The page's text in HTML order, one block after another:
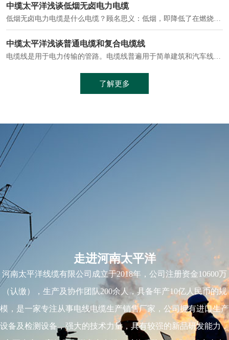
中缆太平洋浅谈低烟无卤电力电缆
低烟无卤电力电缆是什么电缆？顾名思义：低烟，即降低了在燃烧时有害物体的产生；卤素对于人体来说是一种有毒气体，无卤就是没有毒气体的释放，通常是针对电缆遇火灾时而言的。低烟无卤电力电缆又可以称之为环保电缆，低烟无卤电缆大多数用于医院和对环境卫生要求比较严格的地方。
中缆太平洋浅谈普通电缆和复合电缆线
电缆线是用于电力传输的管路。电缆线普遍用于简单建筑和汽车线材，作为能源输送缆线，电缆线的复杂结构勿庸置疑。根据目标功能，电缆线具有以下一些特点：建筑用和车用线材要求轻质、大批量生产、价格低廉、具有相当的电学和力学性能和长时间的耐老化性能；工业用线材必须具有符合客户要求的性能；
了解更多
走进河南太平洋
河南太平洋线缆有限公司成立于2018年，公司注册资金10600万
（认缴），生产及协作团队200余人，具备年产10亿人民币的规
模，是一家专注从事电线电缆生产销售厂家，公司拥有进口生产
设备及检测设备，强大的技术力量，具有较强的新品研发能力，